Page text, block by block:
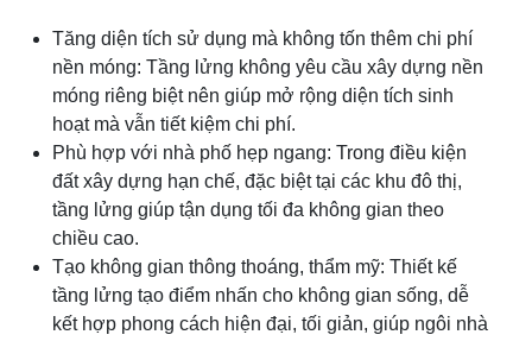
Tăng diện tích sử dụng mà không tốn thêm chi phí
nền móng: Tầng lửng không yêu cầu xây dựng nền
móng riêng biệt nên giúp mở rộng diện tích sinh
hoạt mà vẫn tiết kiệm chi phí.
Phù hợp với nhà phố hẹp ngang: Trong điều kiện
đất xây dựng hạn chế, đặc biệt tại các khu đô thị,
tầng lửng giúp tận dụng tối đa không gian theo
chiều cao.
Tạo không gian thông thoáng, thẩm mỹ: Thiết kế
tầng lửng tạo điểm nhấn cho không gian sống, dễ
kết hợp phong cách hiện đại, tối giản, giúp ngôi nhà